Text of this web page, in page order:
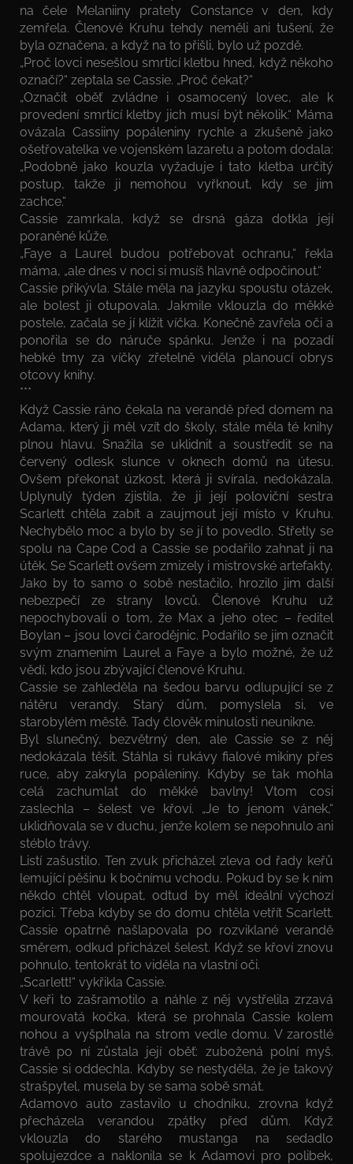
na čele Melaniiny pratety Constance v den, kdy
zemřela. Členové Kruhu tehdy neměli ani tušení, že
byla označena, a když na to přišli, bylo už pozdě.
„Proč lovci nesešlou smrtící kletbu hned, když někoho
označí?“ zeptala se Cassie. „Proč čekat?“
„Označit oběť zvládne i osamocený lovec, ale k
provedení smrtící kletby jich musí být několik.“ Máma
ovázala Cassiiny popáleniny rychle a zkušeně jako
ošetřovatelka ve vojenském lazaretu a potom dodala:
„Podobně jako kouzla vyžaduje i tato kletba určitý
postup, takže ji nemohou vyřknout, kdy se jim
zachce.“
Cassie zamrkala, když se drsná gáza dotkla její
poraněné kůže.
„Faye a Laurel budou potřebovat ochranu,“ řekla
máma, „ale dnes v noci si musíš hlavně odpočinout.“
Cassie přikývla. Stále měla na jazyku spoustu otázek,
ale bolest ji otupovala. Jakmile vklouzla do měkké
postele, začala se jí klížit víčka. Konečně zavřela oči a
ponořila se do náruče spánku. Jenže i na pozadí
hebké tmy za víčky zřetelně viděla planoucí obrys
otcovy knihy.
***
Když Cassie ráno čekala na verandě před domem na
Adama, který ji měl vzít do školy, stále měla té knihy
plnou hlavu. Snažila se uklidnit a soustředit se na
červený odlesk slunce v oknech domů na útesu.
Ovšem překonat úzkost, která ji svírala, nedokázala.
Uplynulý týden zjistila, že ji její poloviční sestra
Scarlett chtěla zabít a zaujmout její místo v Kruhu.
Nechybělo moc a bylo by se jí to povedlo. Střetly se
spolu na Cape Cod a Cassie se podařilo zahnat ji na
útěk. Se Scarlett ovšem zmizely i mistrovské artefakty.
Jako by to samo o sobě nestačilo, hrozilo jim další
nebezpečí ze strany lovců. Členové Kruhu už
nepochybovali o tom, že Max a jeho otec – ředitel
Boylan – jsou lovci čarodějnic. Podařilo se jim označit
svým znamením Laurel a Faye a bylo možné, že už
vědí, kdo jsou zbývající členové Kruhu.
Cassie se zahleděla na šedou barvu odlupující se z
nátěru verandy. Starý dům, pomyslela si, ve
starobylém městě. Tady člověk minulosti neunikne.
Byl slunečný, bezvětrný den, ale Cassie se z něj
nedokázala těšit. Stáhla si rukávy fialové mikiny přes
ruce, aby zakryla popáleniny. Kdyby se tak mohla
celá zachumlat do měkké bavlny! Vtom cosi
zaslechla – šelest ve křoví. „Je to jenom vánek,“
uklidňovala se v duchu, jenže kolem se nepohnulo ani
stéblo trávy.
Listí zašustilo. Ten zvuk přicházel zleva od řady keřů
lemující pěšinu k bočnímu vchodu. Pokud by se k nim
někdo chtěl vloupat, odtud by měl ideální výchozí
pozici. Třeba kdyby se do domu chtěla vetřít Scarlett.
Cassie opatrně našlapovala po rozviklané verandě
směrem, odkud přicházel šelest. Když se křoví znovu
pohnulo, tentokrát to viděla na vlastní oči.
„Scarlett!“ vykřikla Cassie.
V keři to zašramotilo a náhle z něj vystřelila zrzavá
mourovatá kočka, která se prohnala Cassie kolem
nohou a vyšplhala na strom vedle domu. V zarostlé
trávě po ní zůstala její oběť: zubožená polní myš.
Cassie si oddechla. Kdyby se nestyděla, že je takový
strašpytel, musela by se sama sobě smát.
Adamovo auto zastavilo u chodníku, zrovna když
přecházela verandou zpátky před dům. Když
vklouzla do starého mustanga na sedadlo
spolujezdce a naklonila se k Adamovi pro polibek,